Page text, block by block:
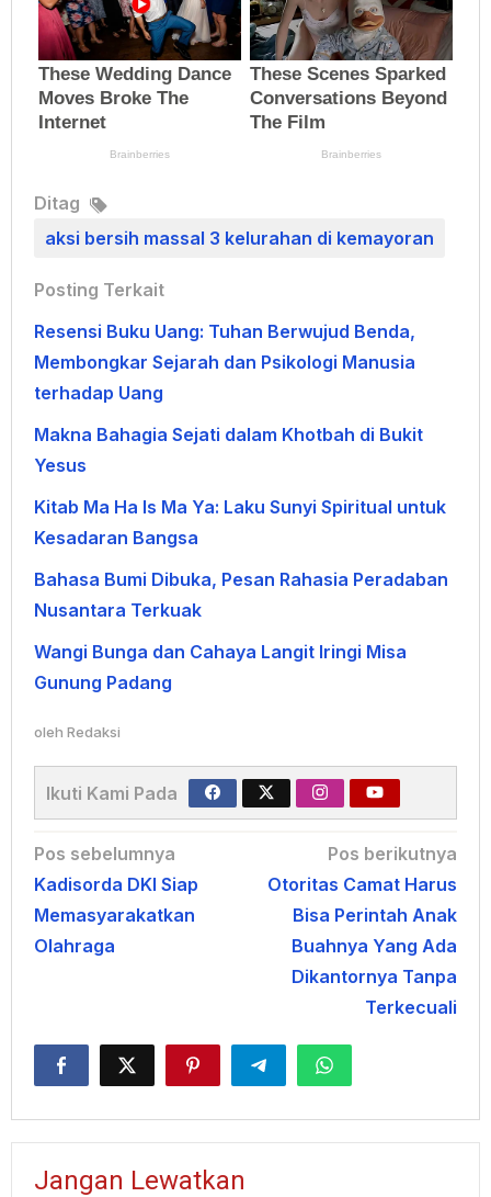
Ditag
aksi bersih massal 3 kelurahan di kemayoran
Posting Terkait
Resensi Buku Uang: Tuhan Berwujud Benda,
Membongkar Sejarah dan Psikologi Manusia
terhadap Uang
Makna Bahagia Sejati dalam Khotbah di Bukit
Yesus
Kitab Ma Ha Is Ma Ya: Laku Sunyi Spiritual untuk
Kesadaran Bangsa
Bahasa Bumi Dibuka, Pesan Rahasia Peradaban
Nusantara Terkuak
Wangi Bunga dan Cahaya Langit Iringi Misa
Gunung Padang
oleh Redaksi
Ikuti Kami Pada
Navigasi
pos
Pos sebelumnya
Kadisorda DKI Siap
Memasyarakatkan
Olahraga
Pos berikutnya
Otoritas Camat Harus
Bisa Perintah Anak
Buahnya Yang Ada
Dikantornya Tanpa
Terkecuali
Jangan Lewatkan